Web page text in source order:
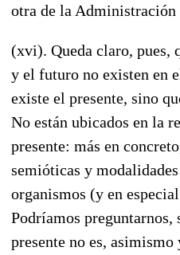
otra de la Administración
(xvi). Queda claro, pues,
y el futuro no existen en
existe el presente, sino
No están ubicados en la
presente: más en
semióticas y
organismos (y en
Podríamos preguntarnos,
presente no es,